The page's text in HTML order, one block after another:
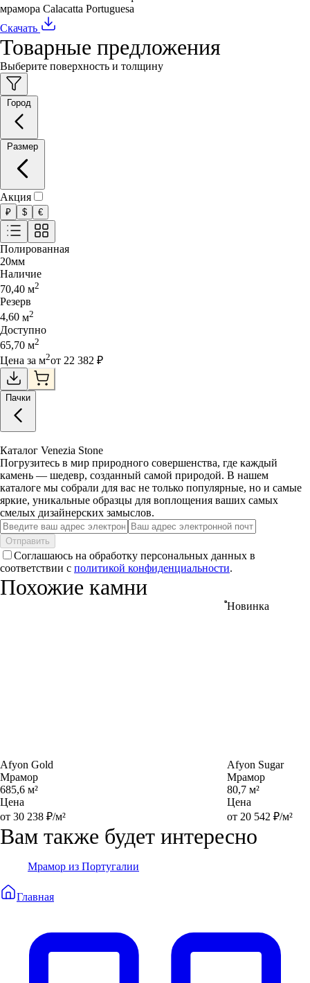
мрамора Calacatta Portuguesa
Скачать
Товарные предложения
Выберите поверхность и толщину
Акция
₽ $ €
Полированная
20мм
Наличие
70,40 м2
Резерв
4,60 м2
Доступно
65,70 м2
Цена за м2от 22 382 ₽
Пачки
Каталог Venezia Stone
Погрузитесь в мир природного совершенства, где каждый
камень — шедевр, созданный самой природой. В нашем
каталоге мы собрали для вас не только популярные, но и самые
яркие, уникальные образцы для воплощения ваших самых
смелых дизайнерских замыслов.
Отправить
Соглашаюсь на обработку персональных данных в
соответствии с политикой конфиденциальности.
Похожие камни
Afyon Gold
Мрамор
685,6 м²
Цена
от 30 238 ₽/м²
Новинка
Afyon Sugar
Мрамор
80,7 м²
Цена
от 20 542 ₽/м²
Вам также будет интересно
Мрамор из Португалии
Главная